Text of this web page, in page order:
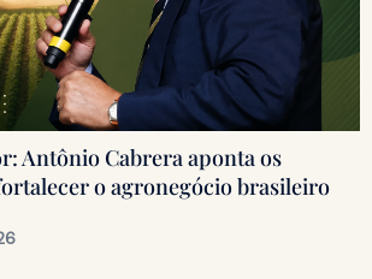
Antônio Cabrera aponta os
o agronegócio brasileiro